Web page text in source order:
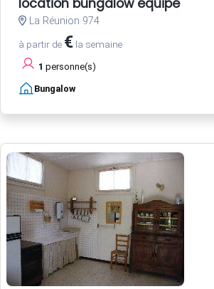
location bungalow équipé
La Réunion 974
à partir de € la semaine
1 personne(s)
Bungalow